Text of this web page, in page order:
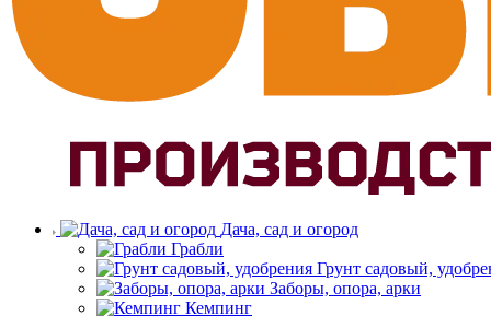
Дача, сад и огород
Грабли
Грунт садовый,
Заборы, опора, арки
Кемпинг